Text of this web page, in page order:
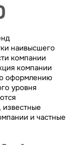
наивысшего
компании
компании
оформлению
уровня
и частные